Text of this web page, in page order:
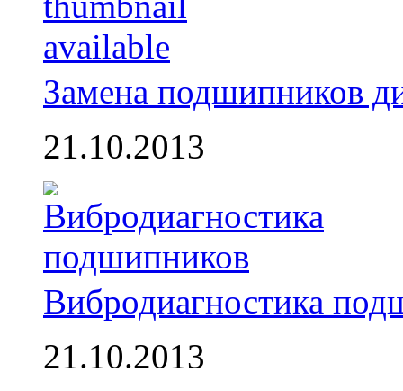
Замена подшипников
21.10.2013
Вибродиагностика
21.10.2013